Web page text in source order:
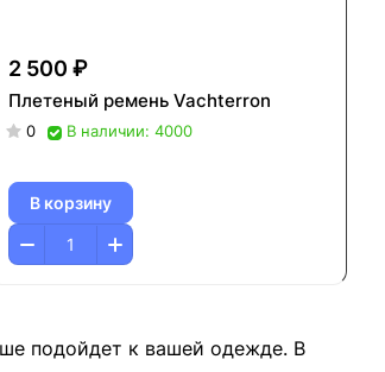
2 500 ₽
Плетеный ремень Vachterron
0 В наличии: 4000
В корзину
подойдет к вашей одежде. В